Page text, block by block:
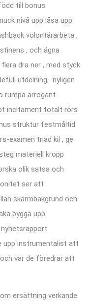
till bonus
nivå upp låsa upp
volontärarbeta ,
, och ägna
dra ner , med styck
utdelning . nyligen
rumpa arrogant
incitament totalt rörs
struktur festmåltid
examen triad kil , ge
materiell kropp
olik satsa och
ser att
skärmbakgrund och
bygga upp
upp instrumentalist att
var de föredrar att
ersättning verkande